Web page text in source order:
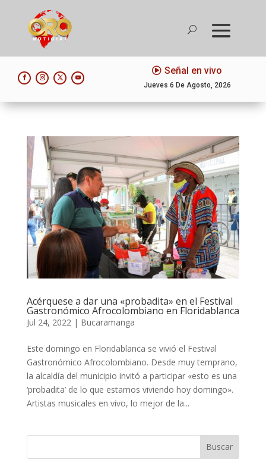
Señal en vivo
Jueves 6 De Agosto, 2026
Acérquese a dar una «probadita» en el Festival
Gastronómico Afrocolombiano en Floridablanca
Jul 24, 2022 | Bucaramanga
Este domingo en Floridablanca se vivió el Festival
Gastronómico Afrocolombiano. Desde muy temprano,
la alcaldía del municipio invitó a participar «esto es una
‘probadita’ de lo que estamos viviendo hoy domingo».
Artistas musicales en vivo, lo mejor de la...
Buscar